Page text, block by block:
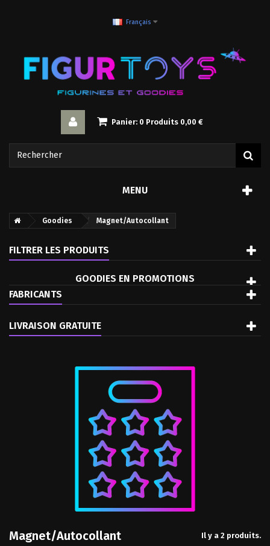
Français
Panier: 0 Produits 0,00 €
MENU
Goodies Magnet/Autocollant
FILTRER LES PRODUITS
GOODIES EN PROMOTIONS
FABRICANTS
LIVRAISON GRATUITE
Magnet/Autocollant Il y a 2 produits.